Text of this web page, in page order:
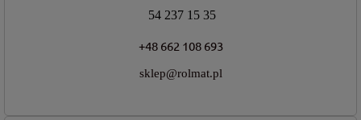
54 237 15 35
+48 662 108 693
sklep@rolmat.pl